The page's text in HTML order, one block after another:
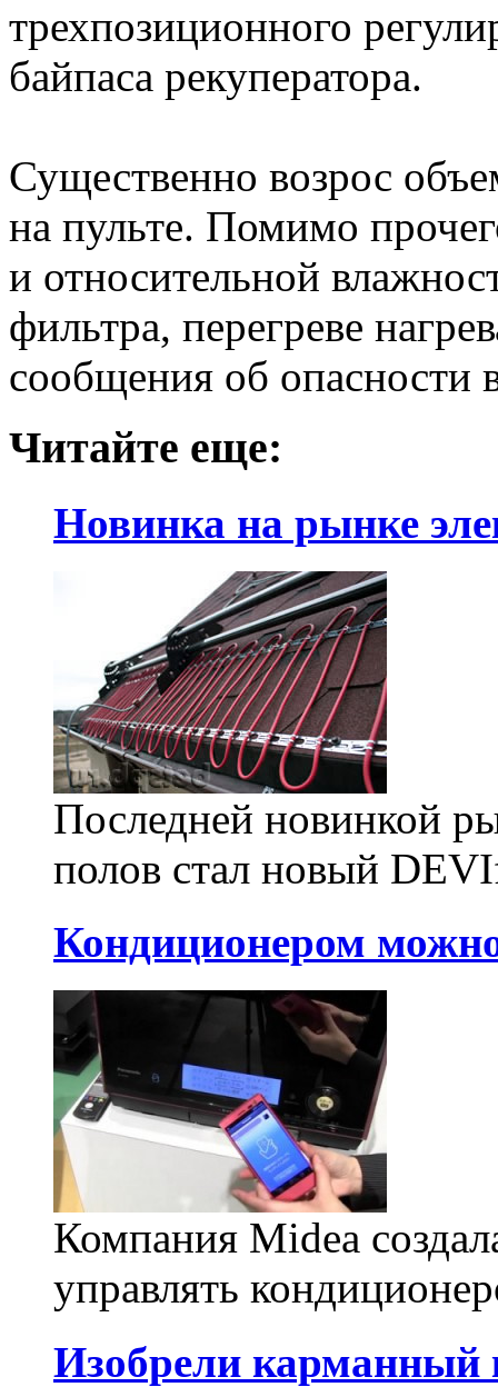
трехпозиционного
байпаса рекуператора.
Существенно возрос
на пульте. Помимо
и относительной
фильтра, перегреве
сообщения об опасности
Читайте еще:
Новинка на рынке
Последней новинкой
полов стал новый
Кондиционером
Компания Midea
управлять
Изобрели карманный